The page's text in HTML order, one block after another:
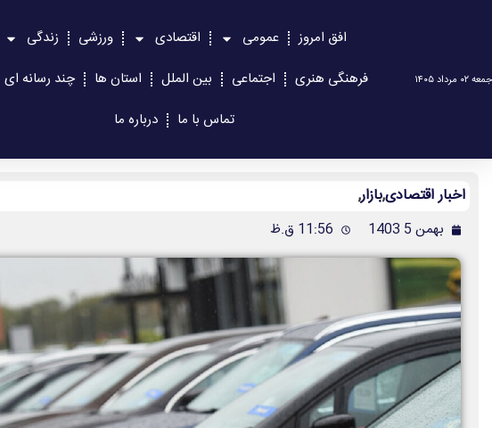
جمعه ۰۲ مرداد ۱۴۰۵
افق امروز عمومی اقتصادی ورزشی
زندگی
فرهنگی هنری
اجتماعی بین الملل استان ها
چند رسانه ای
تماس با ما
درباره ما
اخبار اقتصادی,بازار,
بهمن 5 1403 11:56 ق.ظ